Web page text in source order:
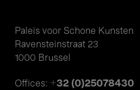
Paleis voor Schone Kunsten
Ravensteinstraat 23
1000 Brussel
Offices: +32 (0)25078430